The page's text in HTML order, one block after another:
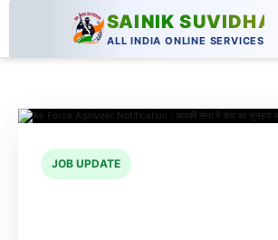
SAINIK SUVIDHA
ALL INDIA ONLINE SERVICES
JOB UPDATE